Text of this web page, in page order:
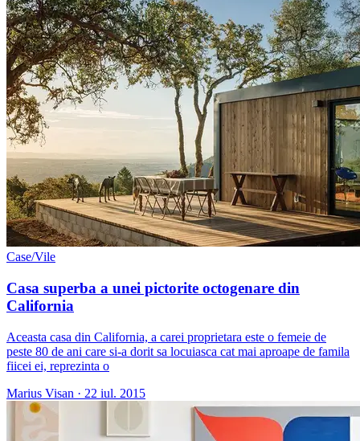
Case/Vile
Casa superba a unei pictorite octogenare din
California
Aceasta casa din California, a carei proprietara este o femeie de
peste 80 de ani care si-a dorit sa locuiasca cat mai aproape de famila
fiicei ei, reprezinta o
Marius Visan · 22 iul. 2015